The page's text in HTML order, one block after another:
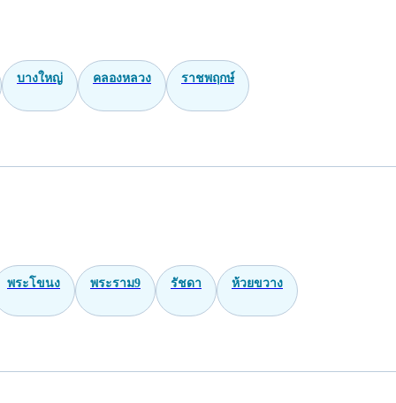
บางใหญ่ คลองหลวง ราชพฤกษ์
พระโขนง พระราม9 รัชดา ห้วยขวาง